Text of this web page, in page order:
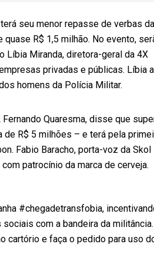
seu menor repasse de verbas da
R$ 1,5 milhão. No evento,
Líbia Miranda, diretora-geral da 4X
privadas e públicas. Líbia
homens da Polícia Militar.
Quaresma, disse que
de R$ 5 milhões – e terá pela
Fabio Baracho, porta-voz da Skol
patrocínio da marca de cerveja.
#chegadetransfobia,
com a bandeira da militância.
cartório e faça o pedido para uso